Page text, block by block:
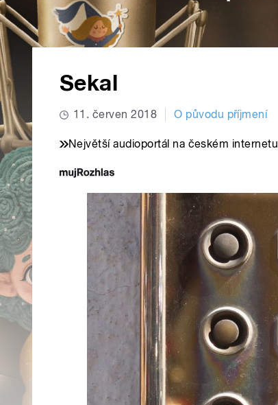
Sekal
11. červen 2018 O původu příjmení
Největší audioportál na českém internetu